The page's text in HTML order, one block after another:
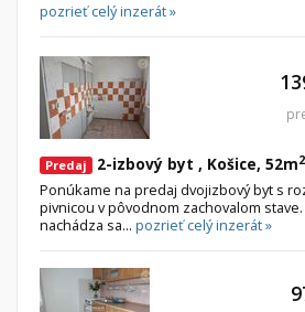
pozrieť celý inzerát »
Predaj 2-izbový byt , Košice, 52m2
Ponúkame na predaj dvojizbový byt s
pivnicou v pôvodnom zachovalom
nachádza sa... pozrieť celý inzerát »